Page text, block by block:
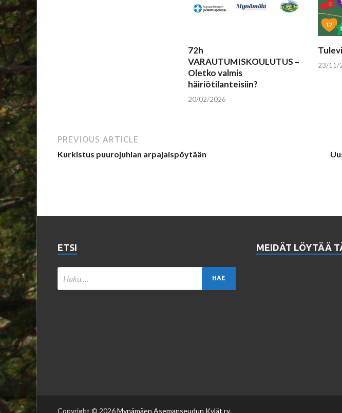
72h
VARAUTUMISKOULUTUS –
Oletko valmis
häiriötilanteisiin?
20/02/2026
23/11/
PREVIOUS ARTICLE
Kurkistus puurojuhlan arpajaispöytään
ETSI MEIDÄT LÖYTÄÄ
Copyright © 2026Mynämäen Asemanseudun Kylät ry.